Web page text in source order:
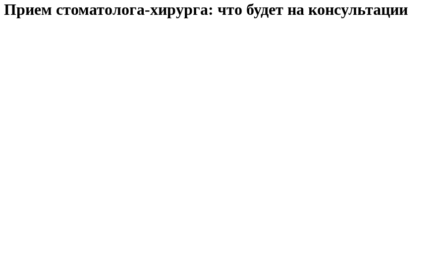
Прием стоматолога-хирурга: что будет на консультации